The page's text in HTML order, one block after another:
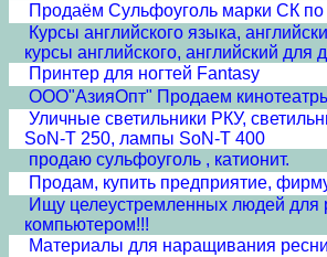
Продаём Сульфоуголь марки СК по
Курсы английского языка,
курсы английского, английский для
Принтер для ногтей Fantasy
ООО"АзияОпт" Продаем
Уличные светильники РКУ,
SoN-T 250, лампы SoN-T 400
продаю сульфоуголь , катионит.
Продам, купить предприятие,
Ищу целеустремленных людей для
компьютером!!!
Материалы для наращивания